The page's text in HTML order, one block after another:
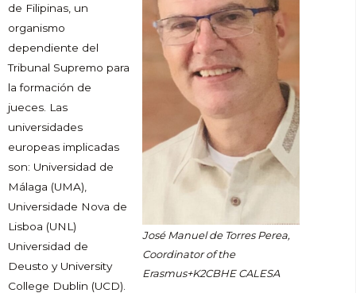
José Manuel de Torres Perea,
Coordinator of the
Erasmus+K2CBHE CALESA
de Filipinas, un
organismo
dependiente del
Tribunal Supremo para
la formación de
jueces. Las
universidades
europeas implicadas
son: Universidad de
Málaga (UMA),
Universidade Nova de
Lisboa (UNL)
Universidad de
Deusto y University
College Dublin (UCD).